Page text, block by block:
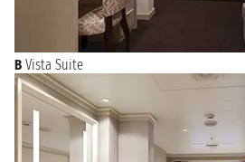
B Vista Suite